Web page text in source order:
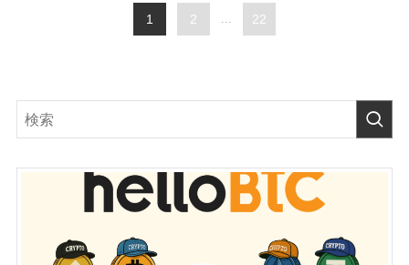
1 2 ... 22